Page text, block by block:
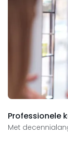
Professionele
Met